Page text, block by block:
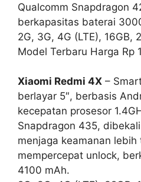
Qualcomm Snapdragon
berkapasitas baterai
2G, 3G, 4G (LTE), 16GB,
Model Terbaru Harga Rp
Xiaomi Redmi 4X –
berlayar 5″, berbasis
kecepatan prosesor
Snapdragon 435,
menjaga keamanan lebih
mempercepat unlock,
4100 mAh.